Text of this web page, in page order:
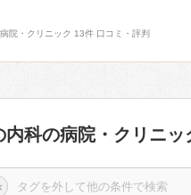
院・クリニック 13件 口コミ・評判
科の病院・クリニッ